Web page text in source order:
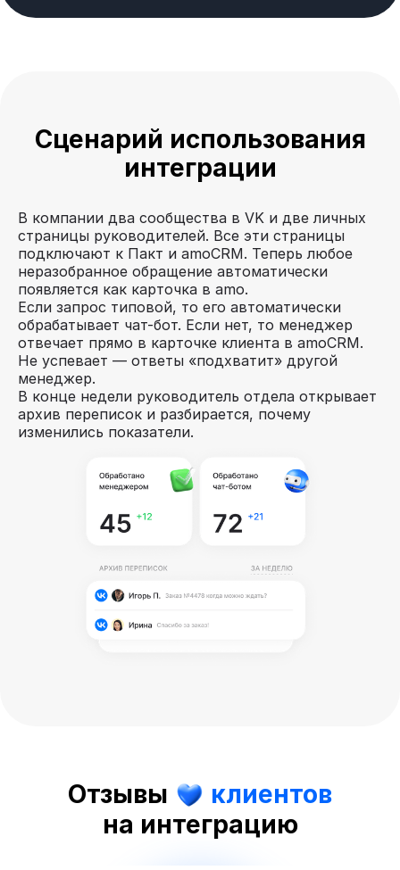
Сценарий использования
интеграции
В компании два сообщества в VK и две личных
страницы руководителей. Все эти страницы
подключают к Пакт и amoCRM. Теперь любое
неразобранное обращение автоматически
появляется как карточка в amo.
Если запрос типовой, то его автоматически
обрабатывает чат-бот. Если нет, то менеджер
отвечает прямо в карточке клиента в amoCRM.
Не успевает — ответы «подхватит» другой
менеджер.
В конце недели руководитель отдела открывает
архив переписок и разбирается, почему
изменились показатели.
Отзывы
клиентов
на интеграцию